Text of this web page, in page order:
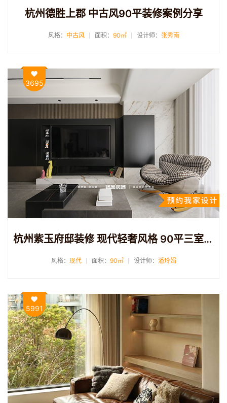
杭州德胜上郡 中古风90平装修案例分享
风格： 中古风 面积： 90㎡ 设计师： 张秀南
3695
杭州紫玉府邸装修 现代轻奢风格 90平三室两卫一厨两厅装修案例
风格： 现代 面积： 90㎡ 设计师： 潘玲娟
5991